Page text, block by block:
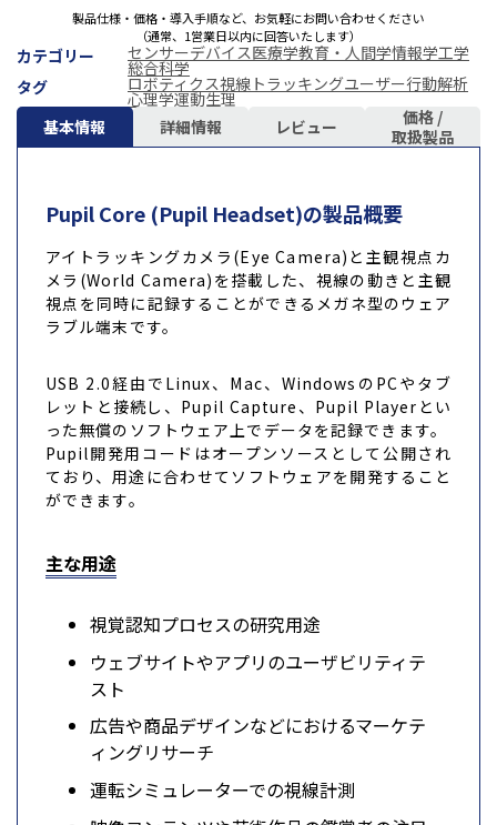
製品仕様・価格・導入手順など、お気軽にお問い合わせください
（通常、1営業日以内に回答いたします）
カテゴリー センサーデバイス医療学教育・人間学情報学工学
総合科学
タグ
ロボティクス視線トラッキングユーザー行動解析
心理学運動生理
基本情報
詳細情報 レビュー
価格 /
取扱製品
Pupil Core (Pupil Headset)の製品概要
アイトラッキングカメラ(Eye Camera)と主観視点カ
メラ(World Camera)を搭載した、視線の動きと主観
視点を同時に記録することができるメガネ型のウェア
ラブル端末です。
USB 2.0経由でLinux、Mac、WindowsのPCやタブ
レットと接続し、Pupil Capture、Pupil Playerとい
った無償のソフトウェア上でデータを記録できます。
Pupil開発用コードはオープンソースとして公開され
ており、用途に合わせてソフトウェアを開発すること
ができます。
主な用途
視覚認知プロセスの研究用途
ウェブサイトやアプリのユーザビリティテ
スト
広告や商品デザインなどにおけるマーケテ
ィングリサーチ
運転シミュレーターでの視線計測